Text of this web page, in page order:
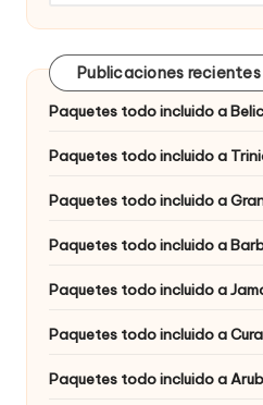
Publicaciones recientes
Paquetes todo incluido a
Paquetes todo incluido a
Paquetes todo incluido a
Paquetes todo incluido a
Paquetes todo incluido a
Paquetes todo incluido a
Paquetes todo incluido a